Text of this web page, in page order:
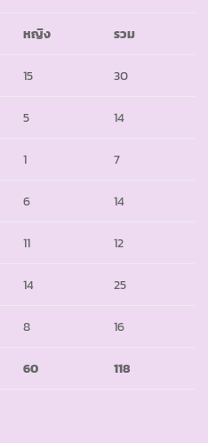
หญิง รวม
15 30
5 14
1 7
6 14
11 12
14 25
8 16
60 118